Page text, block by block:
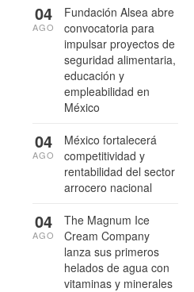
Fundación Alsea abre
convocatoria para
impulsar proyectos de
seguridad alimentaria,
educación y
empleabilidad en
México
04
AGO
México fortalecerá
competitividad y
rentabilidad del sector
arrocero nacional
04
AGO
The Magnum Ice
Cream Company
lanza sus primeros
helados de agua con
vitaminas y minerales
04
AGO